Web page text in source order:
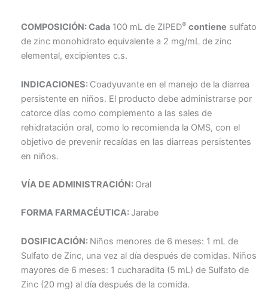
COMPOSICIÓN:Cada 100 mL de ZIPED® contiene sulfato
de zinc monohidrato equivalente a 2 mg/mL de zinc
elemental, excipientes c.s.
INDICACIONES: Coadyuvante en el manejo de la diarrea
persistente en niños. El producto debe administrarse por
catorce días como complemento a las sales de
rehidratación oral, como lo recomienda la OMS, con el
objetivo de prevenir recaídas en las diarreas persistentes
en niños.
VÍA DE ADMINISTRACIÓN: Oral
FORMA FARMACÉUTICA: Jarabe
DOSIFICACIÓN: Niños menores de 6 meses: 1 mL de
Sulfato de Zinc, una vez al día después de comidas. Niños
mayores de 6 meses: 1 cucharadita (5 mL) de Sulfato de
Zinc (20 mg) al día después de la comida.